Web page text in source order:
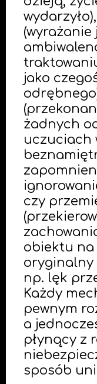
jako
żadnych
uczuciach
czy
obiektu na
oryginalny
np. lęk
Każdy
pewnym
a
płynący z
sposób